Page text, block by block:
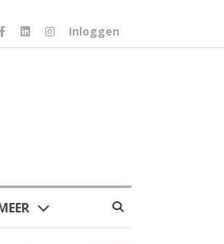
Inloggen